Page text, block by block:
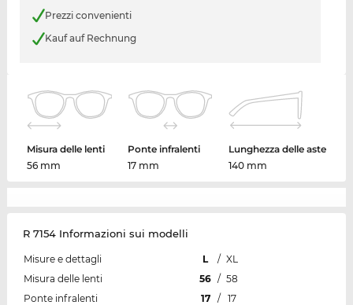
Prezzi convenienti
Kauf auf Rechnung
Misura delle lenti
56 mm
Ponte infralenti
17 mm
Lunghezza delle aste
140 mm
R 7154 Informazioni sui modelli
Misure e dettagli L / XL
Misura delle lenti
56 / 58
Ponte infralenti
17 /
17